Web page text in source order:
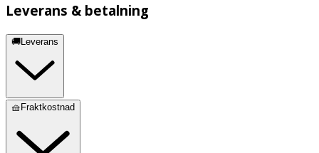
Leverans & betalning
🚚Leverans
🧺Fraktkostnad